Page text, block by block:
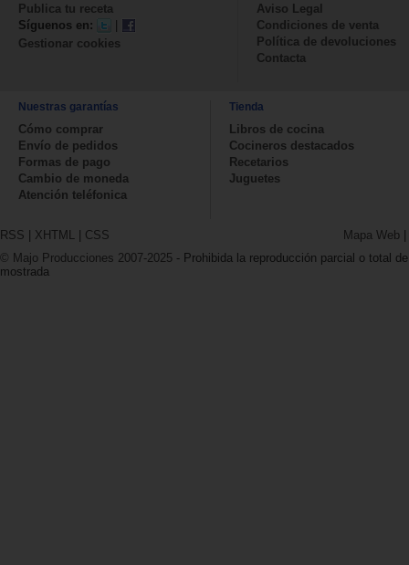
Publica tu receta
Síguenos en:
|
Gestionar cookies
Aviso Legal
Condiciones de venta
Política de devoluciones
Contacta
Nuestras garantías
Cómo comprar
Envío de pedidos
Formas de pago
Cambio de moneda
Atención teléfonica
Tienda
Libros de cocina
Cocineros destacados
Recetarios
Juguetes
RSS | XHTML | CSS Mapa Web |
© Majo Producciones 2007-2025 - Prohibida la reproducción parcial o total
mostrada